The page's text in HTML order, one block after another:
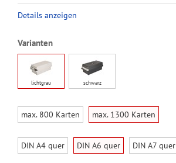
Details anzeigen
Varianten
lichtgrau schwarz
max. 800 Karten max. 1300 Karten
DIN A4 quer DIN A6 quer DIN A7 quer